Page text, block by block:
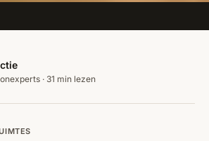
· 31 min lezen